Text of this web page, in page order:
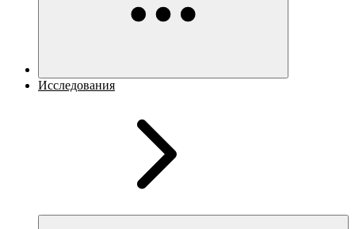
Исследования